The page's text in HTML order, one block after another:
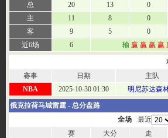
总
20 13 0
主
11 8 0
客
9 5 0
近6场
6 输 赢 赢 赢 赢
赛事
日期 主队
NBA
2025-10-30 01:30 明尼苏达森
俄克拉荷马城雷霆 - 总分盘路
全场
最近
赛
大分 走